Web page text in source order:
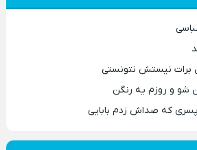
نیستش نتونستی
شو و روزم یه رنگن
که صداش زدم بابایی